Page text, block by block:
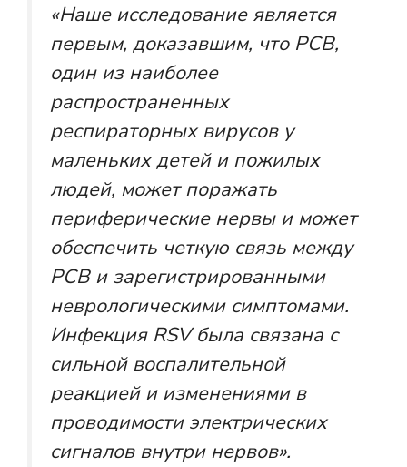
«Наше исследование является
первым, доказавшим, что РСВ,
один из наиболее
распространенных
респираторных вирусов у
маленьких детей и пожилых
людей, может поражать
периферические нервы и может
обеспечить четкую связь между
РСВ и зарегистрированными
неврологическими симптомами.
Инфекция RSV была связана с
сильной воспалительной
реакцией и изменениями в
проводимости электрических
сигналов внутри нервов».